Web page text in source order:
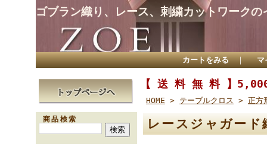
ゴブラン織り、レース、刺繍カットワーク
カートをみる ｜ マ
商品検索
【 送 料 無 料 】5,000
HOME > テーブルクロス > 正方
レースジャガー